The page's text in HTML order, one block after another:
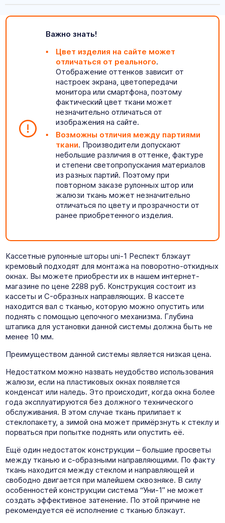
Важно знать!
Цвет изделия на сайте может
отличаться от реального.
Отображение оттенков зависит от
настроек экрана, цветопередачи
монитора или смартфона, поэтому
фактический цвет ткани может
незначительно отличаться от
изображения на сайте.
Возможны отличия между партиями
ткани. Производители допускают
небольшие различия в оттенке, фактуре
и степени светопропускания материалов
из разных партий. Поэтому при
повторном заказе рулонных штор или
жалюзи ткань может незначительно
отличаться по цвету и прозрачности от
ранее приобретенного изделия.
Кассетные рулонные шторы uni-1 Респект блэкаут
кремовый подходят для монтажа на поворотно-откидных
окнах. Вы можете приобрести их в нашем интернет-
магазине по цене 2288 руб. Конструкция состоит из
кассеты и C-образных направляющих. В кассете
находится вал с тканью, которую можно опустить или
поднять с помощью цепочного механизма. Глубина
штапика для установки данной системы должна быть не
менее 10 мм.
Преимуществом данной системы является низкая цена.
Недостатком можно назвать неудобство использования
жалюзи, если на пластиковых окнах появляется
конденсат или наледь. Это происходит, когда окна более
года эксплуатируются без должного технического
обслуживания. В этом случае ткань прилипает к
стеклопакету, а зимой она может примёрзнуть к стеклу и
порваться при попытке поднять или опустить её.
Ещё один недостаток конструкции – большие просветы
между тканью и с-образными направляющими. По факту
ткань находится между стеклом и направляющей и
свободно двигается при малейшем сквозняке. В силу
особенностей конструкции система “Уни-1” не может
создать эффективное затенение. По этой причине не
рекомендуется её исполнение с тканью блэкаут.